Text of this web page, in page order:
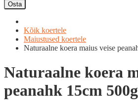
Osta
Kõik koertele
Maiustused koertele
Naturaalne koera maius veise
Naturaalne koera
peanahk 15cm 500g